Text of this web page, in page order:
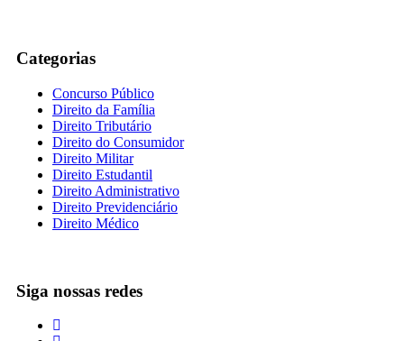
Categorias
Concurso Público
Direito da Família
Direito Tributário
Direito do Consumidor
Direito Militar
Direito Estudantil
Direito Administrativo
Direito Previdenciário
Direito Médico
Siga nossas redes